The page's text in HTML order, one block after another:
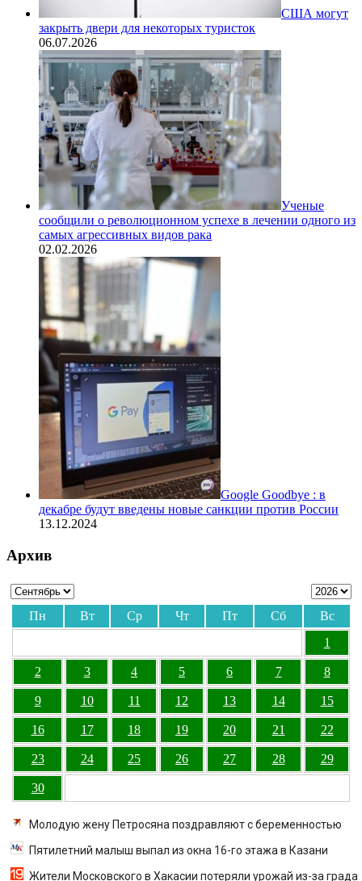
США могут
закрыть двери для некоторых туристок
06.07.2026
Ученые
сообщили о революционном успехе в лечении одного из
самых агрессивных видов рака
02.02.2026
Google Goodbye : в
декабре будут введены новые санкции против России
13.12.2024
Архив
Пн Вт Ср Чт Пт Сб
Вс
1
2 3 4 5 6 7 8
9 10 11 12 13 14 15
16 17 18 19 20 21 22
23 24 25 26 27 28 29
30
Молодую жену Петросяна поздравляют с беременностью
Пятилетний малыш выпал из окна 16-го этажа в Казани
Жители Московского в Хакасии потеряли урожай из-за града